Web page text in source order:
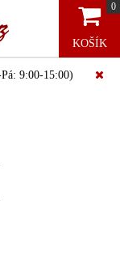
0
KOŠÍK
9:00-15:00)